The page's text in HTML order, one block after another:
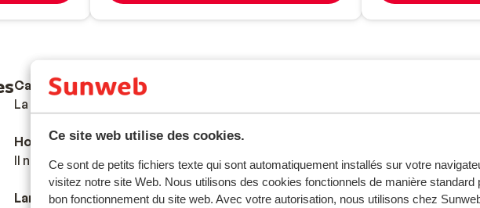
Ce site web utilise des cookies.
Ce sont de petits fichiers texte qui sont automatiquement installés sur votre
visitez notre site Web. Nous utilisons des cookies fonctionnels de manière standard
bon fonctionnement du site web. Avec votre autorisation, nous utilisons chez
Capitale
La capitale de l’Espagne est Madrid.
Horaires
Il n'y a pas de décalage horaire entre L'Espagne et la France, sauf sur les îles
Langue